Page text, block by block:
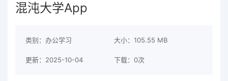
混沌大学App
类别：办公学习 大小：105.55 MB
更新：2025-10-04 下载：0次